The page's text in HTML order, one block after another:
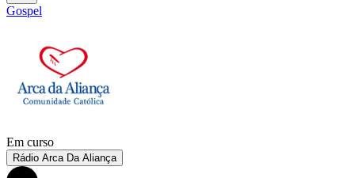
Gospel
Em curso
Rádio Arca Da Aliança